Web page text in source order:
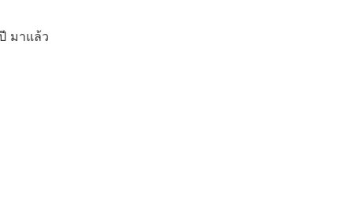
มาแล้ว